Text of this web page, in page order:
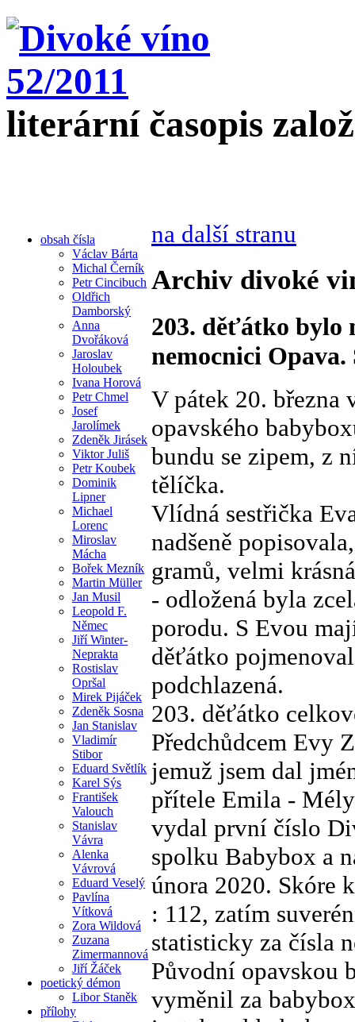
literární časopis
obsah čísla
Václav Bárta
Michal Černík
Petr Cincibuch
Oldřich
Damborský
Anna
Dvořáková
Jaroslav
Holoubek
Ivana Horová
Petr Chmel
Josef
Jarolímek
Zdeněk Jirásek
Viktor Juliš
Petr Koubek
Dominik
Lipner
Michael
Lorenc
Miroslav
Mácha
Bořek Mezník
Martin Müller
Jan Musil
Leopold F.
Němec
Jiří Winter-
Neprakta
Rostislav
Opršal
Mirek Pijáček
Zdeněk Sosna
Jan Stanislav
Vladimír
Stibor
Eduard Světlík
Karel Sýs
František
Valouch
Stanislav
Vávra
Alenka
Vávrová
Eduard Veselý
Pavlína
Vítková
Zora Wildová
Zuzana
Zimermannová
Jiří Žáček
poetický démon
Libor Staněk
přílohy
na další stranu
Archiv divoké
203. děťátko bylo
nemocnici Opava.
V pátek 20. března
opavského
bundu se zipem, z
tělíčka.
Vlídná sestřička
nadšeně
gramů, velmi
- odložená byla
porodu. S Evou
děťátko
podchlazená.
203. děťátko
Předchůdcem Evy
jemuž jsem dal
přítele Emila -
vydal první číslo
spolku Babybox a
února 2020. Skóre
: 112, zatím
statisticky za čísla
Původní opavskou
vyměnil za